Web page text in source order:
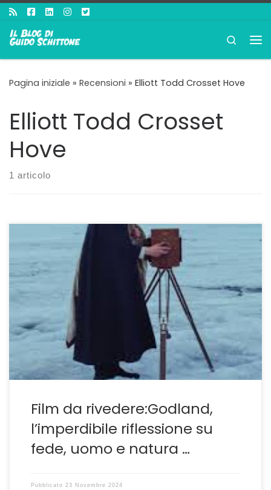
Passa al contenuto
Search
Pagina iniziale » Recensioni » Elliott Todd Crosset Hove
Elliott Todd Crosset
Hove
1 articolo
Nella terra dove dio muore È un dio che muore quello di
cui ci parla lo splendido Godland, nella terra di Dio,
uscito da Cannes nel 2022 e nei nostri cinema
proiettato nel 2023, del regista islandese Hlynur
Pálmason. L’ho voluto recuperare perché raramente
negli ultimi anni il cinema è […]
Film da rivedere:Godland,
l’imperdibile riflessione su
fede, uomo e natura …
Pubblicato 23 Novembre 2024